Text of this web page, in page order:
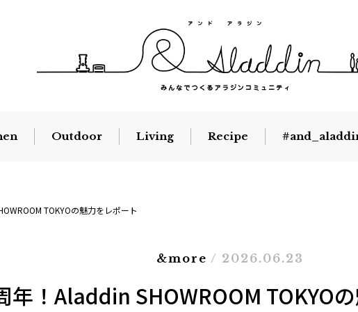
Outdoor Living Recipe
TOKYOの魅力をレポート
&more / 2026.06.23
年！Aladdin SHOWROOM TOKYO